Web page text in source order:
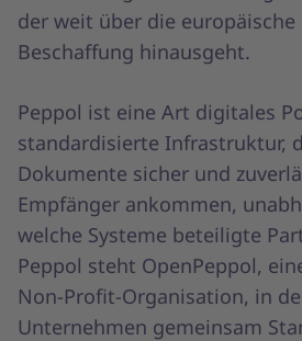
der weit über die
Beschaffung hinausgeht.
Peppol ist eine Art digitales
standardisierte Infrastruktur,
Dokumente sicher und
Empfänger ankommen,
welche Systeme beteiligte
Peppol steht OpenPeppol,
Non-Profit-Organisation, in
Unternehmen gemeinsam